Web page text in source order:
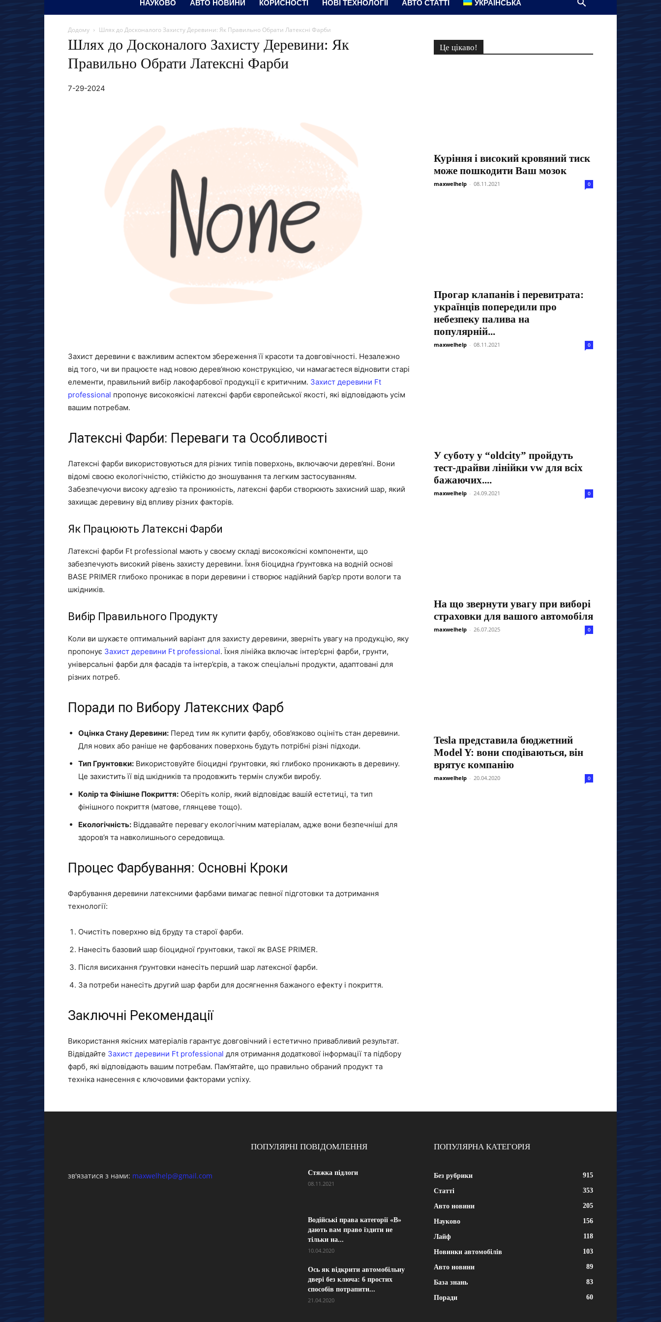
НАУКОВО АВТО НОВИНИ КОРИСНОСТІ НОВІ ТЕХНОЛОГІЇ АВТО СТАТТІ УКРАЇНСЬКА
Додому Шлях до Досконалого Захисту Деревини: Як Правильно Обрати Латексні Фарби
Шлях до Досконалого Захисту Деревини: Як
Правильно Обрати Латексні Фарби
7-29-2024
Захист деревини є важливим аспектом збереження її красоти та довговічності. Незалежно
від того, чи ви працюєте над новою дерев’яною конструкцією, чи намагаєтеся відновити старі
елементи, правильний вибір лакофарбової продукції є критичним. Захист деревини Ft
professional пропонує високоякісні латексні фарби європейської якості, які відповідають усім
вашим потребам.
Латексні Фарби: Переваги та Особливості
Латексні фарби використовуються для різних типів поверхонь, включаючи дерев’яні. Вони
відомі своєю екологічністю, стійкістю до зношування та легким застосуванням.
Забезпечуючи високу адгезію та проникність, латексні фарби створюють захисний шар, який
захищає деревину від впливу різних факторів.
Як Працюють Латексні Фарби
Латексні фарби Ft professional мають у своєму складі високоякісні компоненти, що
забезпечують високий рівень захисту деревини. Їхня біоцидна ґрунтовка на водній основі
BASE PRIMER глибоко проникає в пори деревини і створює надійний бар’єр проти вологи та
шкідників.
Вибір Правильного Продукту
Коли ви шукаєте оптимальний варіант для захисту деревини, зверніть увагу на продукцію, яку
пропонує Захист деревини Ft professional. Їхня лінійка включає інтер’єрні фарби, грунти,
універсальні фарби для фасадів та інтер’єрів, а також спеціальні продукти, адаптовані для
різних потреб.
Поради по Вибору Латексних Фарб
Оцінка Стану Деревини: Перед тим як купити фарбу, обов’язково оцініть стан деревини.
Для нових або раніше не фарбованих поверхонь будуть потрібні різні підходи.
Тип Грунтовки: Використовуйте біоцидні ґрунтовки, які глибоко проникають в деревину.
Це захистить її від шкідників та продовжить термін служби виробу.
Колір та Фінішне Покриття: Оберіть колір, який відповідає вашій естетиці, та тип
фінішного покриття (матове, глянцеве тощо).
Екологічність: Віддавайте перевагу екологічним матеріалам, адже вони безпечніші для
здоров’я та навколишнього середовища.
Процес Фарбування: Основні Кроки
Фарбування деревини латексними фарбами вимагає певної підготовки та дотримання
технології:
Очистіть поверхню від бруду та старої фарби.
Нанесіть базовий шар біоцидної ґрунтовки, такої як BASE PRIMER.
Після висихання ґрунтовки нанесіть перший шар латексної фарби.
За потреби нанесіть другий шар фарби для досягнення бажаного ефекту і покриття.
Заключні Рекомендації
Використання якісних матеріалів гарантує довговічний і естетично привабливий результат.
Відвідайте Захист деревини Ft professional для отримання додаткової інформації та підбору
фарб, які відповідають вашим потребам. Пам’ятайте, що правильно обраний продукт та
техніка нанесення є ключовими факторами успіху.
Це цікаво!
Куріння і високий кровяний тиск
може пошкодити Ваш мозок
maxwelhelp - 08.11.2021 0
Прогар клапанів і перевитрата:
українців попередили про
небезпеку палива на
популярній...
maxwelhelp - 08.11.2021 0
У суботу у “oldcity” пройдуть
тест-драйви лінійки vw для всіх
бажаючих....
maxwelhelp - 24.09.2021 0
На що звернути увагу при виборі
страховки для вашого автомобіля
maxwelhelp - 26.07.2025 0
Tesla представила бюджетний
Model Y: вони сподіваються, він
врятує компанію
maxwelhelp - 20.04.2020 0
зв'язатися з нами: maxwelhelp@gmail.com
ПОПУЛЯРНІ ПОВІДОМЛЕННЯ
Стяжка підлоги
08.11.2021
Водійські права категорії «B»
дають вам право їздити не
тільки на...
10.04.2020
Ось як відкрити автомобільну
двері без ключа: 6 простих
способів потрапити...
21.04.2020
ПОПУЛЯРНА КАТЕГОРІЯ
Без рубрики 915
Статті 353
Авто новини 205
Науково 156
Лайф 118
Новинки автомобілів 103
Авто новини 89
База знань 83
Поради 60